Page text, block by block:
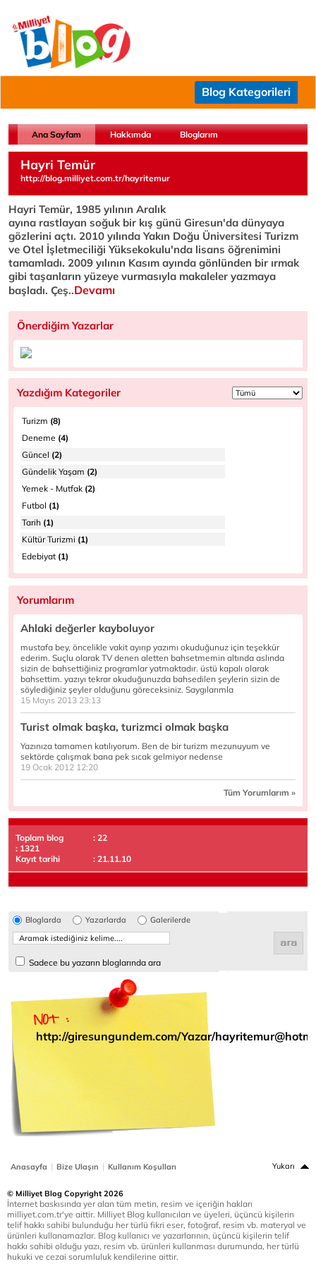
Blog Kategorileri
Ana Sayfam Hakkımda Bloglarım
Hayri Temür
http://blog.milliyet.com.tr/hayritemur
Hayri Temür, 1985 yılının Aralık
ayına rastlayan soğuk bir kış günü Giresun'da dünyaya
gözlerini açtı. 2010 yılında Yakın Doğu Üniversitesi Turizm
ve Otel İşletmeciliği Yüksekokulu'nda lisans öğrenimini
tamamladı. 2009 yılının Kasım ayında gönlünden bir ırmak
gibi taşanların yüzeye vurmasıyla makaleler yazmaya
başladı. Çeş..Devamı
Önerdiğim Yazarlar
Yazdığım Kategoriler
Turizm (8)
Deneme (4)
Güncel (2)
Gündelik Yaşam (2)
Yemek - Mutfak (2)
Futbol (1)
Tarih (1)
Kültür Turizmi (1)
Edebiyat (1)
Yorumlarım
Ahlaki değerler kayboluyor
mustafa bey, öncelikle vakit ayırıp yazımı okuduğunuz için teşekkür
ederim. Suçlu olarak TV denen aletten bahsetmemin altında aslında
sizin de bahsettiğiniz programlar yatmaktadır. üstü kapalı olarak
bahsettim. yazıyı tekrar okuduğunuzda bahsedilen şeylerin sizin de
söylediğiniz şeyler olduğunu göreceksiniz. Saygılarımla
15 Mayıs 2013 23:13
Turist olmak başka, turizmci olmak başka
Yazınıza tamamen katılıyorum. Ben de bir turizm mezunuyum ve
sektörde çalışmak bana pek sıcak gelmiyor nedense
19 Ocak 2012 12:20
Tüm Yorumlarım »
Toplam blog
: 22
: 1321
Kayıt tarihi
: 21.11.10
Bloglarda Yazarlarda Galerilerde
Sadece bu yazarın bloglarında ara
http://giresungundem.com/Yazar/
Anasayfa | Bize Ulaşın | Kullanım Koşulları Yukarı
© Milliyet Blog Copyright 2026
İnternet baskısında yer alan tüm metin, resim ve içeriğin hakları
milliyet.com.tr'ye aittir. Milliyet Blog kullanıcıları ve üyeleri, üçüncü kişilerin
telif hakkı sahibi bulunduğu her türlü fikri eser, fotoğraf, resim vb. materyal ve
ürünleri kullanamazlar. Blog kullanıcı ve yazarlarının, üçüncü kişilerin telif
hakkı sahibi olduğu yazı, resim vb. ürünleri kullanması durumunda, her türlü
hukuki ve cezai sorumluluk kendilerine aittir.